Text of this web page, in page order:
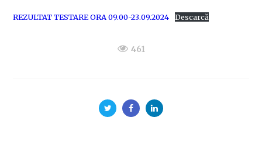
REZULTAT TESTARE ORA 09.00-23.09.2024 Descarcă
461